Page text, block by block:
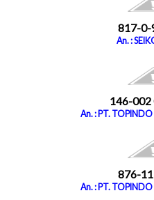
817-0-
An. :
146-002
An. : PT.
876-
An. : PT.